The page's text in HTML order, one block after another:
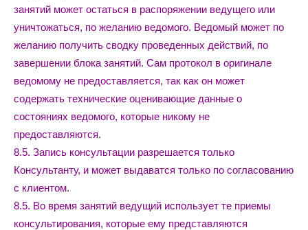
занятий может остаться в распоряжении ведущего или
уничтожаться, по желанию ведомого. Ведомый может по
желанию получить сводку проведенных действий, по
завершении блока занятий. Сам протокол в оригинале
ведомому не предоставляется, так как он может
содержать технические оценивающие данные о
состояниях ведомого, которые никому не
предоставляются.
8.5. Запись консультации разрешается только
Консультанту, и может выдаватся только по согласованию
с клиентом.
8.5. Во время занятий ведущий использует те приемы
консультирования, которые ему представляются